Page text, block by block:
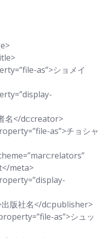
as”>ショメイ
名</dc:creator>
as”>チョシャ
meta>
版社名</dc:publisher>
as”>シュッ